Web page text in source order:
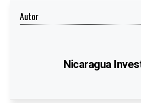
Autor
Nicaragua